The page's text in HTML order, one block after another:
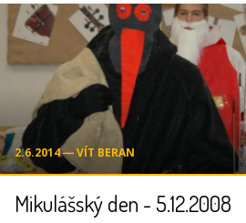
2.6.2014 ― VÍT BERAN
Mikulášský den - 5.12.2008